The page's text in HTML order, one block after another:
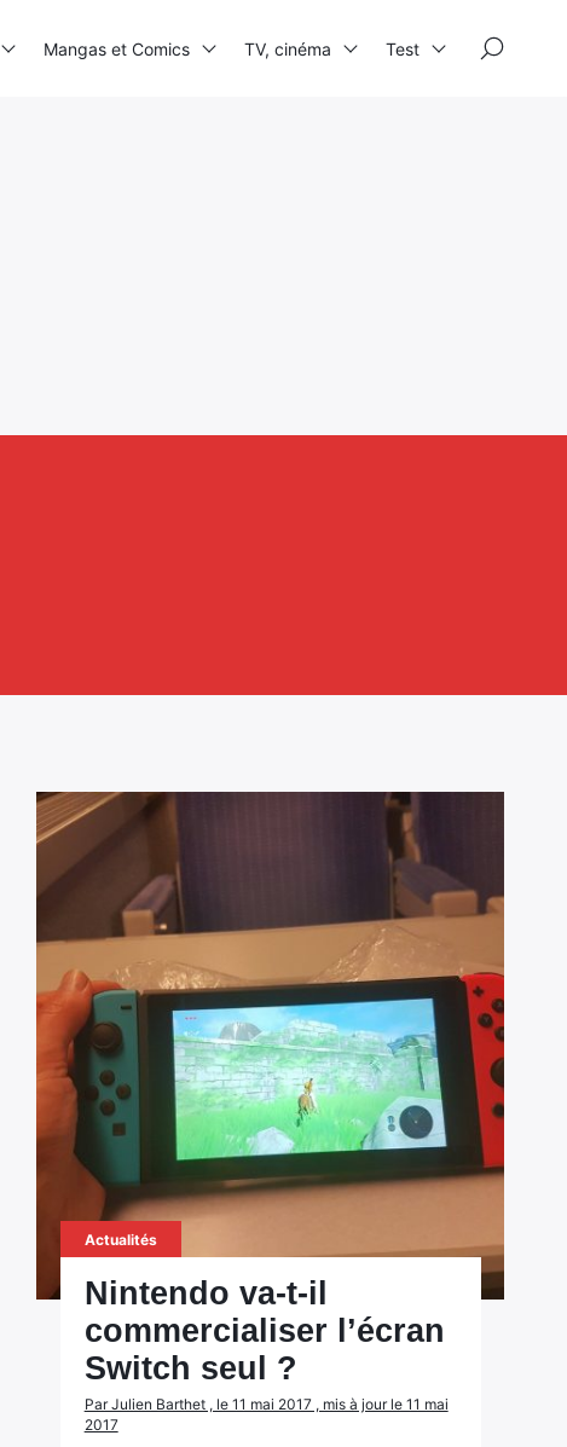
Actualités
Nintendo va-t-il
commercialiser l’écran
Switch seul ?
Par Julien Barthet , le 11 mai 2017 , mis à jour le 11 mai
2017
Mangas et Comics TV, cinéma Test